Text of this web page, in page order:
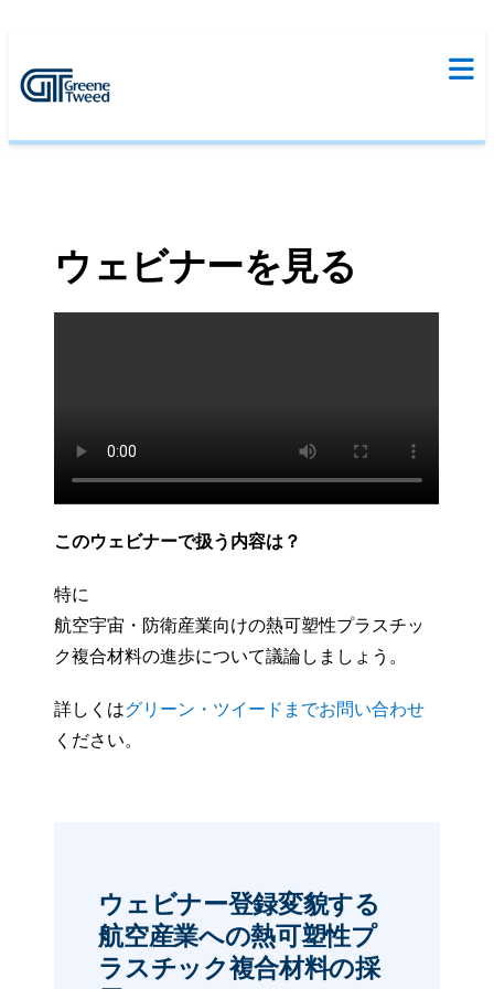
ウェビナーを見る
このウェビナーで扱う内容は？
特に
航空宇宙・防衛産業向けの熱可塑性プラスチッ
ク複合材料の進歩について議論しましょう。
詳しくはグリーン・ツイードまでお問い合わせ
ください。
ウェビナー登録変貌する
航空産業への熱可塑性プ
ラスチック複合材料の採